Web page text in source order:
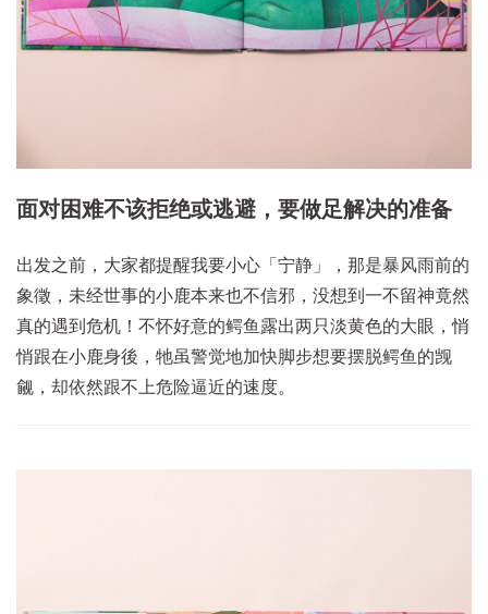
面对困难不该拒绝或逃避，要做足解决的准备
出发之前，大家都提醒我要小心「宁静」，那是暴风雨前的
象徵，未经世事的小鹿本来也不信邪，没想到一不留神竟然
真的遇到危机！不怀好意的鳄鱼露出两只淡黄色的大眼，悄
悄跟在小鹿身後，牠虽警觉地加快脚步想要摆脱鳄鱼的觊
觎，却依然跟不上危险逼近的速度。